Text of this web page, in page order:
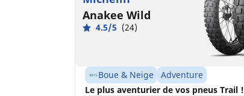
Anakee Wild
4.5/5 (24)
Boue & Neige
Adventure
Le plus aventurier de vos pneus Trail !